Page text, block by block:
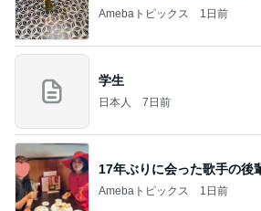
Amebaトピックス 1日前
学生
日本人 7日前
17年ぶりに会った歌手の後
Amebaトピックス 1日前